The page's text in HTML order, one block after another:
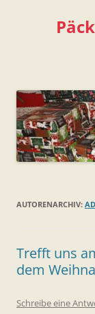
AUTORENARCHIV:
Trefft uns
dem
Schreibe eine